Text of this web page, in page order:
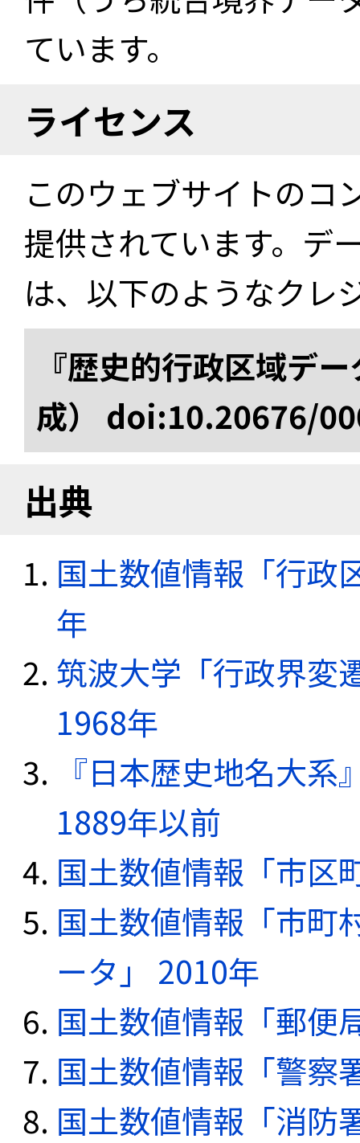
ています。
ライセンス
このウェブサイトのコ
提供されています。デ
は、以下のようなクレ
『歴史的行政区域デ
成） doi:10.20676/
出典
国土数値情報「行政
年
筑波大学「行政界変
1968年
『日本歴史地名大
1889年以前
国土数値情報「市区
国土数値情報「市町
ータ」 2010年
国土数値情報「郵便
国土数値情報「警察
国土数値情報「消防